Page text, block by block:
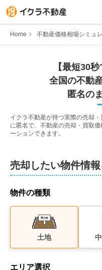
はじめての方へ
物件の価格を知る
不動産会社向け情報
Home 不動産価格相場シミュ
【最短30
全国の不動
匿名の
イクラ不動産が持つ実際の売却
に匿名で、不動産の売却・買取
ーションできます。
売却したい物件情
物件の種類
土地
エリア選択